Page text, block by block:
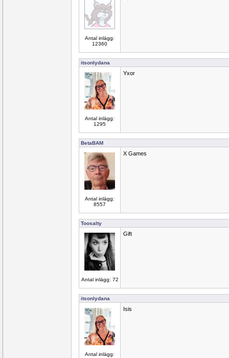
Antal inlägg:
12360
itsonlydana
Antal inlägg:
1295
Yxor
BetaBAM
Antal inlägg:
8557
X Games
Toosalty
Antal inlägg: 72
Gift
itsonlydana
Antal inlägg:
Isis